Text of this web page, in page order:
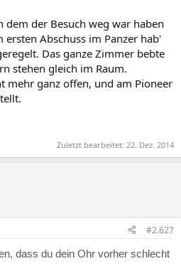
dem der Besuch weg war haben
ersten Abschuss im Panzer hab'
Das ganze Zimmer bebte
stehen gleich im Raum.
mehr ganz offen, und am Pioneer
Zuletzt bearbeitet: 22. Dez. 2014
#2.627
dass du dein Ohr vorher schlecht